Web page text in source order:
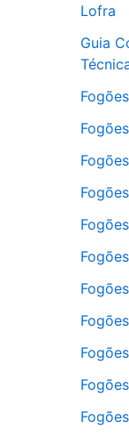
Lofra
Guia